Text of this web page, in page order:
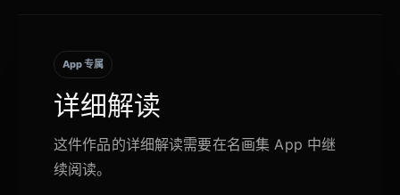
App 专属
详细解读
这件作品的详细解读需要在名画集 App 中继
续阅读。